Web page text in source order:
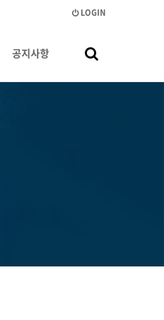
LOGIN
공지사항